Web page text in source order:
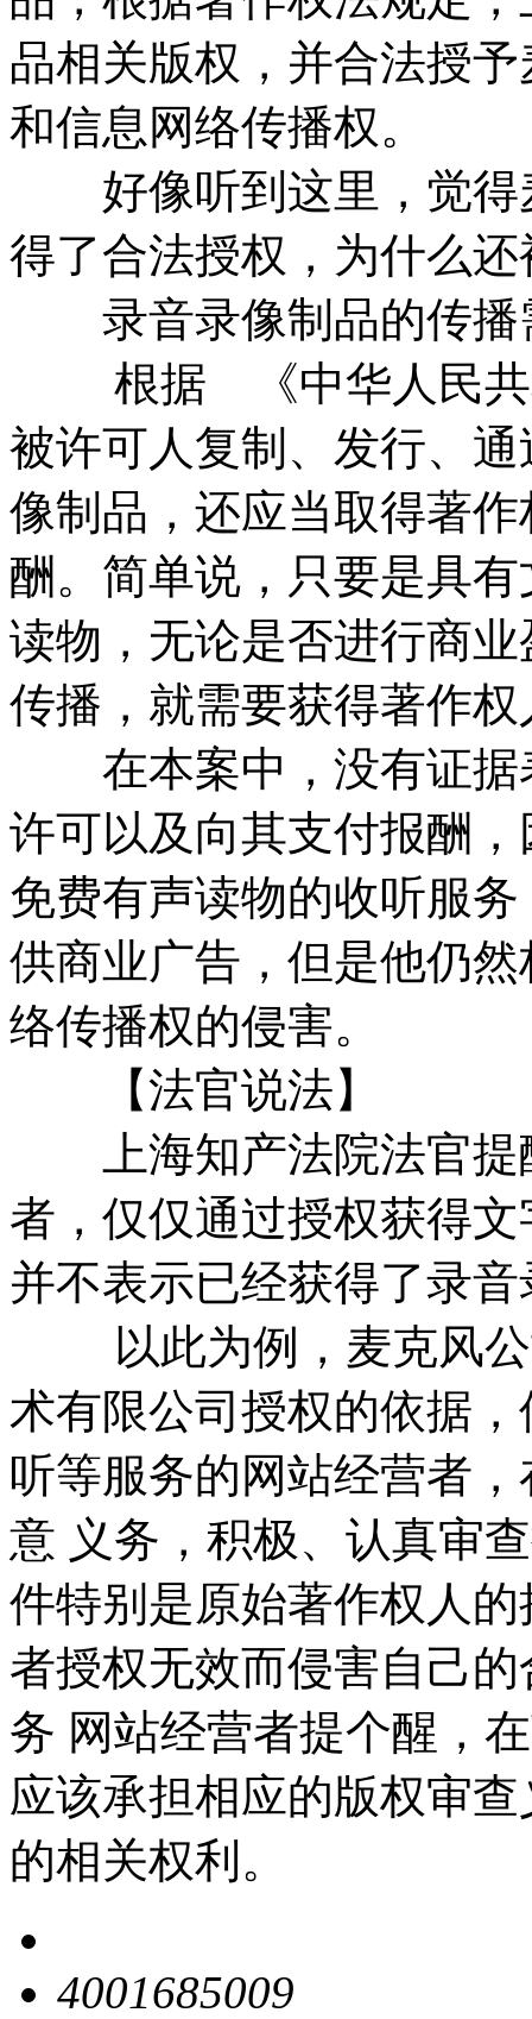
品相关版权，并合法授
和信息网络传播权。
好像听到这里，觉得
得了合法授权，为什么
录音录像制品的传播
根据 《中华人民共
被许可人复制、发行、
像制品，还应当取得著
酬。简单说，只要是具
读物，无论是否进行商
传播，就需要获得著作
在本案中，没有证据
许可以及向其支付报酬
免费有声读物的收听服
供商业广告，但是他仍
络传播权的侵害。
【法官说法】
上海知产法院法官提
者，仅仅通过授权获得
并不表示已经获得了录
以此为例，麦克风公
术有限公司授权的依据
听等服务的网站经营者
意 义务，积极、认真审
件特别是原始著作权人
者授权无效而侵害自己
务 网站经营者提个醒，
应该承担相应的版权审
的相关权利。
4001685009